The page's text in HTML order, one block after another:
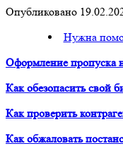
Опубликовано
Нужна
Оформление
Как обезопасить свой
Как проверить
Как обжаловать